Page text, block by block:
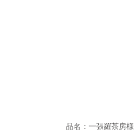
品名：一張羅茶房様